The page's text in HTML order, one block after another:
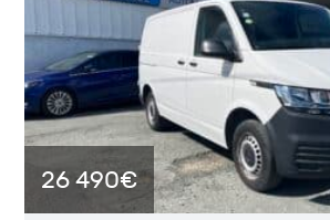
26 490€